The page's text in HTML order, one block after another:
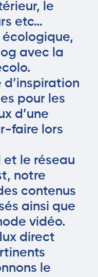
le
etc…
écologique,
avec la
d’inspiration
pour les
d’une
faire lors
et le réseau
notre
contenus
ainsi que
vidéo.
direct
le